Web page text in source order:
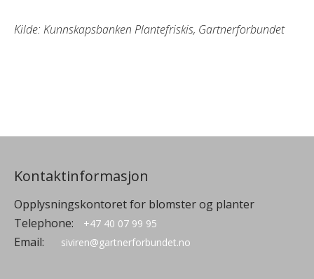
Kilde: Kunnskapsbanken Plantefriskis, Gartnerforbundet
Kontaktinformasjon
Opplysningskontoret for blomster og planter
Telephone:
+47 40 07 99 95
Email: siviren@gartnerforbundet.no